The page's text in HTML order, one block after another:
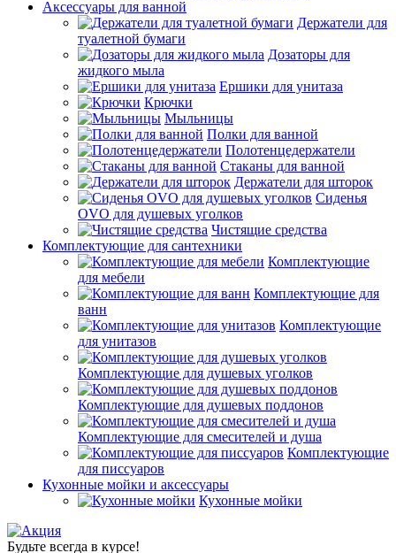
Аксессуары для ванной
Держатели для
туалетной бумаги
Дозаторы для
жидкого мыла
Ершики для унитаза
Крючки
Мыльницы
Полки для ванной
Полотенцедержатели
Стаканы для ванной
Держатели для шторок
Сиденья
OVO для душевых уголков
Чистящие средства
Комплектующие для сантехники
Комплектующие
для мебели
Комплектующие для
ванн
Комплектующие
для унитазов
Комплектующие для душевых уголков
Комплектующие для душевых поддонов
Комплектующие для смесителей и душа
Комплектующие
для писсуаров
Кухонные мойки и аксессуары
Кухонные мойки
Будьте всегда в курсе!